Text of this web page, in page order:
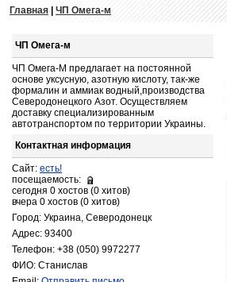
Главная ЧП Омега-м
ЧП Омега-м
ЧП Омега-М предлагает на постоянной
основе уксусную, азотную кислоту, так-же
формалин и аммиак водный,производства
Северодонецкого Азот. Осуществляем
доставку специализированным
автотранспортом по территории Украины.
Контактная информация
Сайт: есть!
посещаемость:
сегодня 0 хостов (0 хитов)
вчера 0 хостов (0 хитов)
Город: Украина, Северодонецк
Адрес: 93400
Телефон: +38 (050) 9972277
ФИО: Станислав